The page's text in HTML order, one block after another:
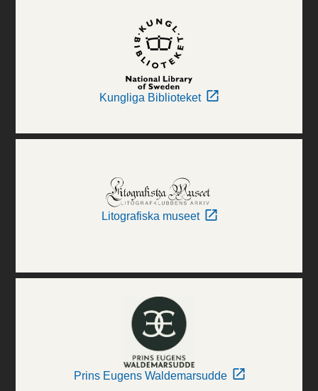
Kungliga Biblioteket
Litografiska museet
Prins Eugens Waldemarsudde